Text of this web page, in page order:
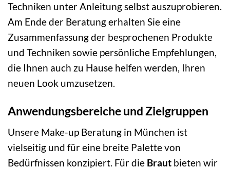
Techniken unter Anleitung selbst auszuprobieren.
Am Ende der Beratung erhalten Sie eine
Zusammenfassung der besprochenen Produkte
und Techniken sowie persönliche Empfehlungen,
die Ihnen auch zu Hause helfen werden, Ihren
neuen Look umzusetzen.
Anwendungsbereiche und Zielgruppen
Unsere Make-up Beratung in München ist
vielseitig und für eine breite Palette von
Bedürfnissen konzipiert. Für die Braut bieten wir